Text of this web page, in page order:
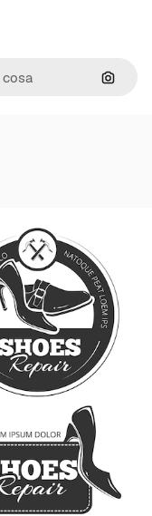
Cerca